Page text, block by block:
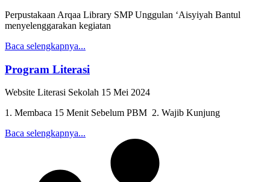
Perpustakaan Arqaa Library SMP Unggulan ‘Aisyiyah Bantul
menyelenggarakan kegiatan
Baca selengkapnya...
Program Literasi
Website Literasi Sekolah 15 Mei 2024
1. Membaca 15 Menit Sebelum PBM 2. Wajib Kunjung
Baca selengkapnya...